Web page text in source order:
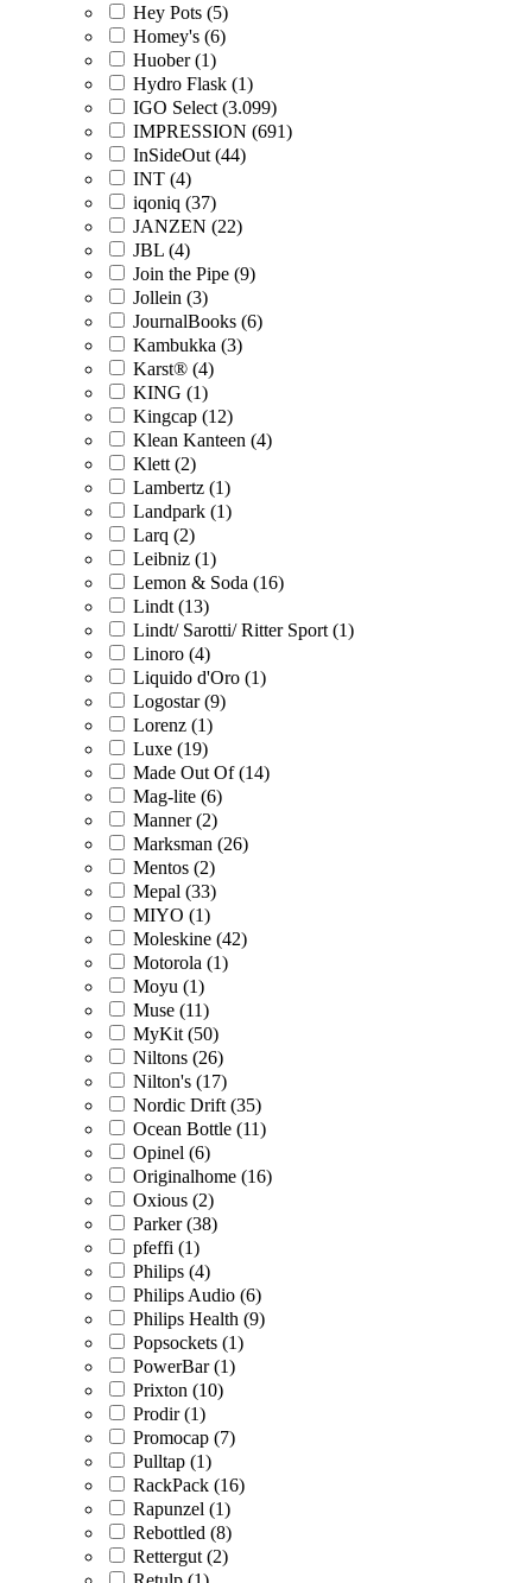
Hey Pots (5)
Homey's (6)
Huober (1)
Hydro Flask (1)
IGO Select (3.099)
IMPRESSION (691)
InSideOut (44)
INT (4)
iqoniq (37)
JANZEN (22)
JBL (4)
Join the Pipe (9)
Jollein (3)
JournalBooks (6)
Kambukka (3)
Karst® (4)
KING (1)
Kingcap (12)
Klean Kanteen (4)
Klett (2)
Lambertz (1)
Landpark (1)
Larq (2)
Leibniz (1)
Lemon & Soda (16)
Lindt (13)
Lindt/ Sarotti/ Ritter Sport (1)
Linoro (4)
Liquido d'Oro (1)
Logostar (9)
Lorenz (1)
Luxe (19)
Made Out Of (14)
Mag-lite (6)
Manner (2)
Marksman (26)
Mentos (2)
Mepal (33)
MIYO (1)
Moleskine (42)
Motorola (1)
Moyu (1)
Muse (11)
MyKit (50)
Niltons (26)
Nilton's (17)
Nordic Drift (35)
Ocean Bottle (11)
Opinel (6)
Originalhome (16)
Oxious (2)
Parker (38)
pfeffi (1)
Philips (4)
Philips Audio (6)
Philips Health (9)
Popsockets (1)
PowerBar (1)
Prixton (10)
Prodir (1)
Promocap (7)
Pulltap (1)
RackPack (16)
Rapunzel (1)
Rebottled (8)
Rettergut (2)